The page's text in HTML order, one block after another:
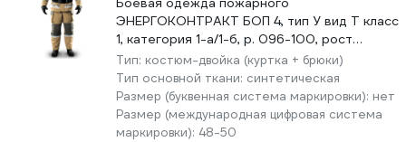
ЭНЕРГОКОНТРАКТ БОП 4, тип У вид Т класс
1, категория 1-а/1-б, р. 096-100, рост
194/200, серый/желтый 5310000000173
Тип: костюм-двойка (куртка + брюки)
Тип основной ткани: синтетическая
Размер (буквенная система маркировки): нет
Размер (международная цифровая система
маркировки): 48-50